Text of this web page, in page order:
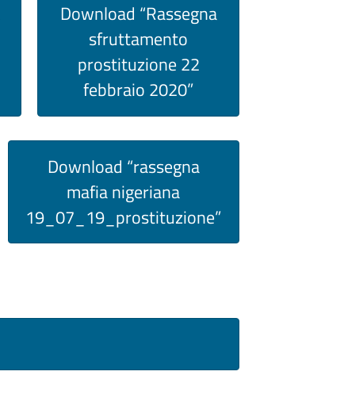
Download “Rassegna
sfruttamento
prostituzione 22
febbraio 2020”
Download “rassegna
mafia nigeriana
19_07_19_prostituzione”